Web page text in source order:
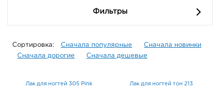
Фильтры
Сортировка: Сначала популярные
Сначала новинки
Сначала дорогие
Сначала дешевые
Лак для ногтей 305 Pink Лак для ногтей тон 213